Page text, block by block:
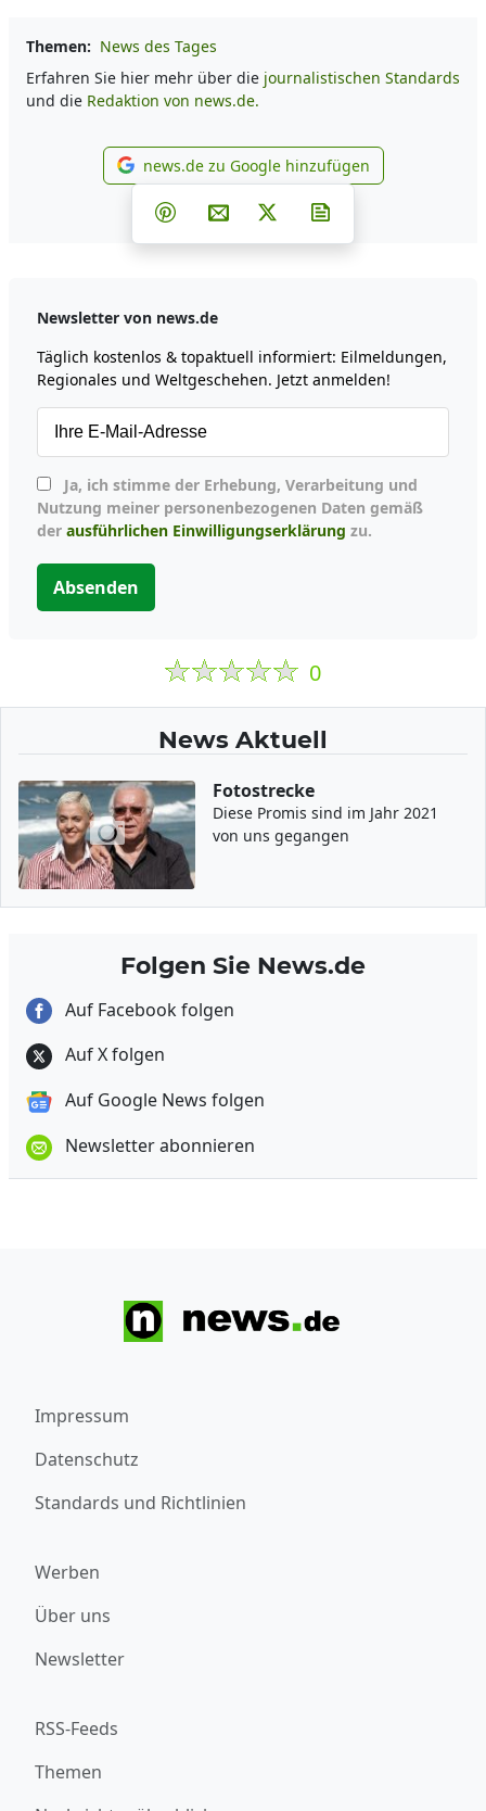
Themen: News des Tages
Erfahren Sie hier mehr über die journalistischen Standards
und die Redaktion von news.de.
news.de zu Google
news.de zu Google hinzufügen
Teilen auf Facebook
Teilen auf Whatsapp
Teilen auf Telegram
Teilen auf Pinterest
Per E-Mail teilen
Post auf X
Newsletter von news.de
Täglich kostenlos & topaktuell informiert: Eilmeldungen,
Regionales und Weltgeschehen. Jetzt anmelden!
Nutzung meiner personenbezogenen Daten gemäß
der ausführlichen Einwilligungserklärung zu.
Absenden
0
News Aktuell
Fotostrecke
Diese Promis sind im Jahr 2021
von uns gegangen
Folgen Sie News.de
Auf Facebook folgen
Auf X folgen
Auf Google News folgen
Newsletter abonnieren
Impressum
Datenschutz
Standards und Richtlinien
Werben
Über uns
Newsletter
RSS-Feeds
Themen